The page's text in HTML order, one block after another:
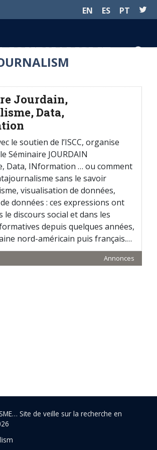
EN ES PT
JOURNALISME...
Jourdain,
Data,
le soutien de l’ISCC, organise
Séminaire JOURDAIN
Data, INformation … ou comment
sans le savoir
visualisation de données,
données : ces expressions ont
le discours social et dans les
depuis quelques années,
nord-américain puis français.…
Annonces
Site de veille sur la recherche en